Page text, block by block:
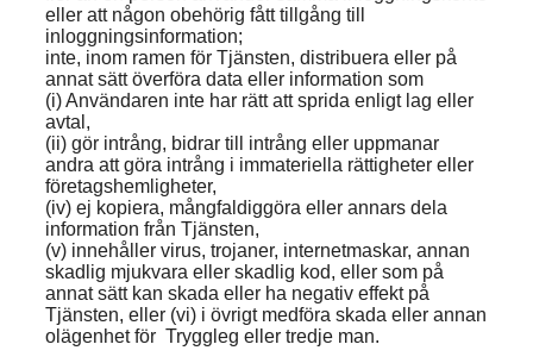
eller att någon obehörig fått tillgång till
inloggningsinformation;
inte, inom ramen för Tjänsten, distribuera eller på
annat sätt överföra data eller information som
(i) Användaren inte har rätt att sprida enligt lag eller
avtal,
(ii) gör intrång, bidrar till intrång eller uppmanar
andra att göra intrång i immateriella rättigheter eller
företagshemligheter,
(iv) ej kopiera, mångfaldiggöra eller annars dela
information från Tjänsten,
(v) innehåller virus, trojaner, internetmaskar, annan
skadlig mjukvara eller skadlig kod, eller som på
annat sätt kan skada eller ha negativ effekt på
Tjänsten, eller (vi) i övrigt medföra skada eller annan
olägenhet för Tryggleg eller tredje man.